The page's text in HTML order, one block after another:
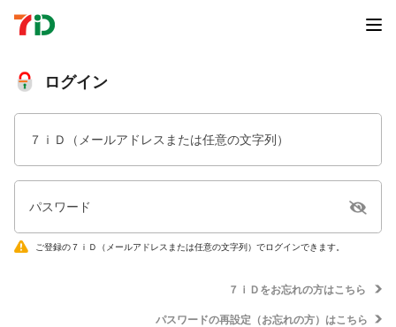
ログイン
７ｉＤ（メールアドレスまたは任意の文字列）
パスワード
ご登録の７ｉＤ（メールアドレスまたは任意の文字列）でログインできます。
７ｉＤをお忘れの方はこちら
パスワードの再設定（お忘れの方）はこちら